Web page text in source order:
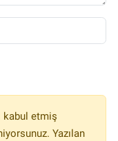
kabul etmiş
Yazılan